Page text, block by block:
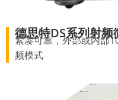
德思特DS系列射
紧凑可靠，外部或内部
频模式